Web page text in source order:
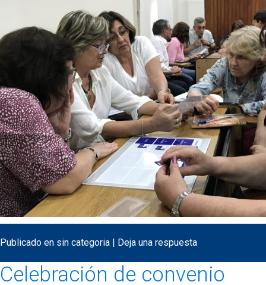
Publicado en sin categoria | Deja una respuesta
Celebración de convenio